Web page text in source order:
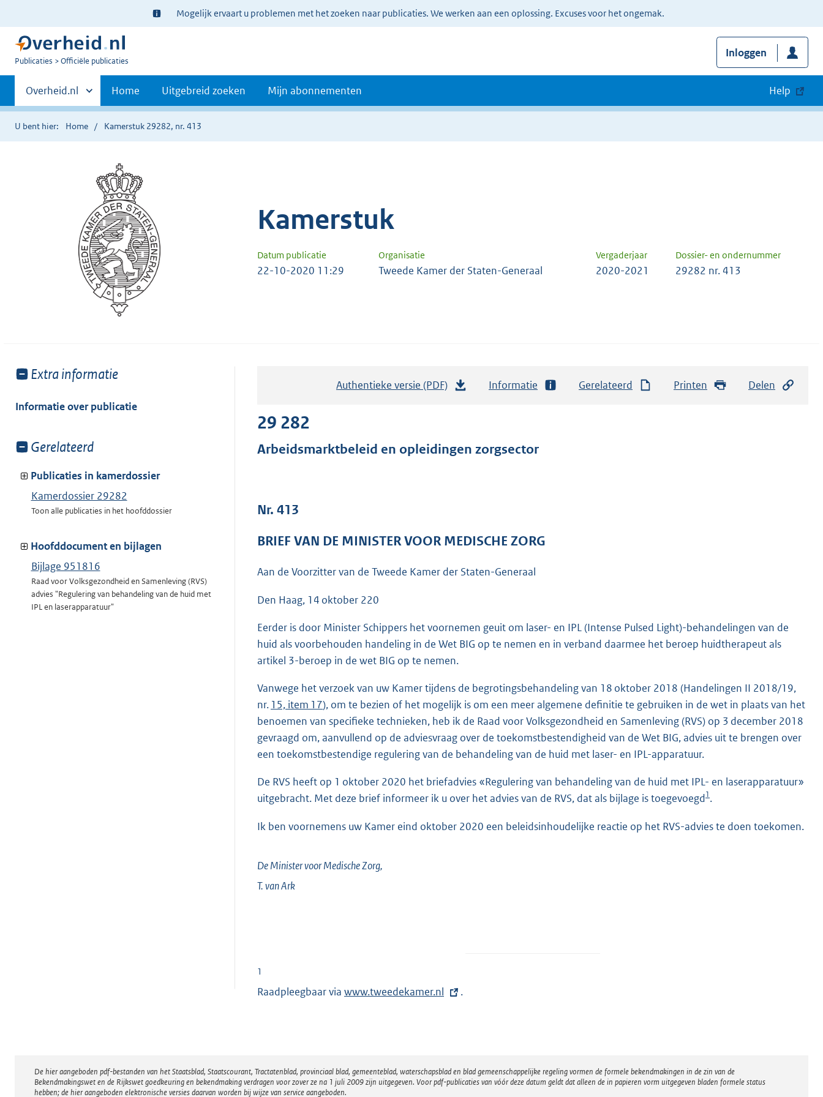
Ter
informatie:
Mogelijk ervaart u problemen met het zoeken naar publicaties. We werken aan een oplossing. Excuses voor het ongemak.
U
Publicaties Officiële publicaties
Inloggen
Primaire
navigatie
Andere
sites
binnen
Overheid.nl Home Uitgebreid zoeken Mijn abonnementen Help
U bent hier: Home Kamerstuk 29282, nr. 413
Kamerstuk
Datum publicatie Organisatie Vergaderjaar Dossier- en ondernummer
22-10-2020 11:29 Tweede Kamer der Staten-Generaal 2020-2021 29282 nr. 413
Toon
van:
Extra informatie
Informatie over publicatie
Toon
van:
Gerelateerd
Publicaties in kamerdossier
Kamerdossier 29282
Toon alle publicaties in het hoofddossier
Hoofddocument en bijlagen
Bijlage 951816
Raad voor Volksgezondheid en Samenleving (RVS)
advies "Regulering van behandeling van de huid met
IPL en laserapparatuur"
Authentieke versie (PDF)
a
r
o
:
3
7
b
Informatie Gerelateerd Printen Delen
29 282
Arbeidsmarktbeleid en opleidingen zorgsector
Nr. 413
BRIEF VAN DE MINISTER VOOR MEDISCHE ZORG
Aan de Voorzitter van de Tweede Kamer der Staten-Generaal
Den Haag, 14 oktober 220
Eerder is door Minister Schippers het voornemen geuit om laser- en IPL (Intense Pulsed Light)-behandelingen van de
huid als voorbehouden handeling in de Wet BIG op te nemen en in verband daarmee het beroep huidtherapeut als
artikel 3-beroep in de wet BIG op te nemen.
Vanwege het verzoek van uw Kamer tijdens de begrotingsbehandeling van 18 oktober 2018 (Handelingen II 2018/19,
nr. 15, item 17), om te bezien of het mogelijk is om een meer algemene definitie te gebruiken in de wet in plaats van het
benoemen van specifieke technieken, heb ik de Raad voor Volksgezondheid en Samenleving (RVS) op 3 december 2018
gevraagd om, aanvullend op de adviesvraag over de toekomstbestendigheid van de Wet BIG, advies uit te brengen over
een toekomstbestendige regulering van de behandeling van de huid met laser- en IPL-apparatuur.
De RVS heeft op 1 oktober 2020 het briefadvies «Regulering van behandeling van de huid met IPL- en laserapparatuur»
uitgebracht. Met deze brief informeer ik u over het advies van de RVS, dat als bijlage is toegevoegd1.
Ik ben voornemens uw Kamer eind oktober 2020 een beleidsinhoudelijke reactie op het RVS-advies te doen toekomen.
De Minister voor Medische Zorg,
T. vanArk
1
Raadpleegbaar via E
n
e
www.tweedekamer.nl .
Disclaimer
De hier aangeboden pdf-bestanden van het Staatsblad, Staatscourant, Tractatenblad, provinciaal blad, gemeenteblad, waterschapsblad en blad gemeenschappelijke regeling vormen de formele bekendmakingen in de zin van de
Bekendmakingswet en de Rijkswet goedkeuring en bekendmaking verdragen voor zover ze na 1 juli 2009 zijn uitgegeven. Voor pdf-publicaties van vóór deze datum geldt dat alleen de in papieren vorm uitgegeven bladen formele status
hebben; de hier aangeboden elektronische versies daarvan worden bij wijze van service aangeboden.